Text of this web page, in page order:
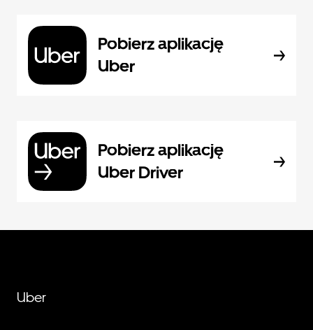
Pobierz aplikację
Uber
Pobierz aplikację
Uber Driver
Uber